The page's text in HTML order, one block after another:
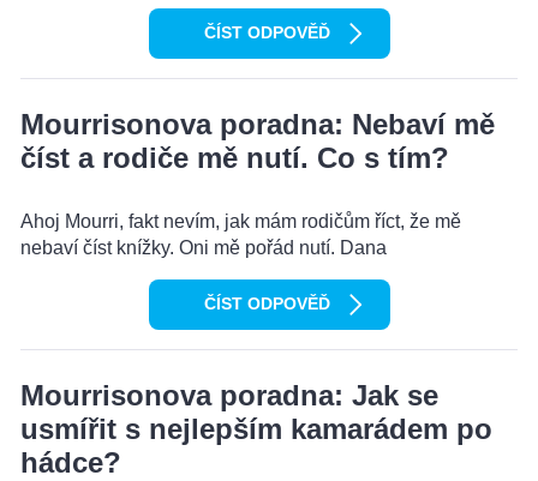
ČÍST ODPOVĚĎ
Mourrisonova poradna: Nebaví mě
číst a rodiče mě nutí. Co s tím?
Ahoj Mourri, fakt nevím, jak mám rodičům říct, že mě
nebaví číst knížky. Oni mě pořád nutí. Dana
ČÍST ODPOVĚĎ
Mourrisonova poradna: Jak se
usmířit s nejlepším kamarádem po
hádce?